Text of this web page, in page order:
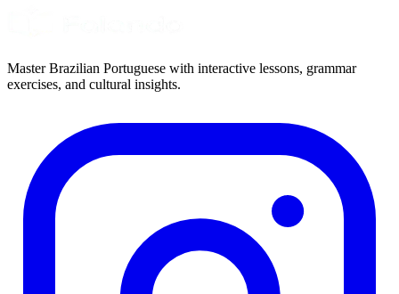
Master Brazilian Portuguese with interactive lessons, grammar
exercises, and cultural insights.